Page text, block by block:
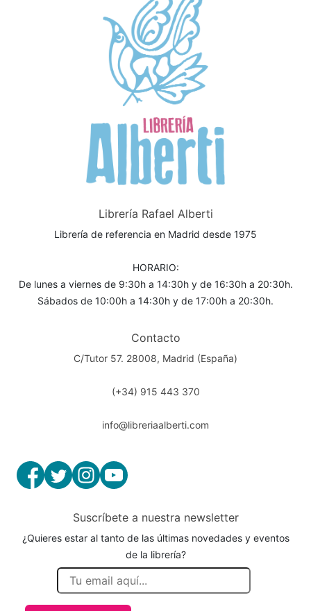
Librería Rafael Alberti
Librería de referencia en Madrid desde 1975
HORARIO:
De lunes a viernes de 9:30h a 14:30h y de 16:30h a 20:30h.
Sábados de 10:00h a 14:30h y de 17:00h a 20:30h.
Contacto
C/Tutor 57. 28008, Madrid (España)
(+34) 915 443 370
info@libreriaalberti.com
Suscríbete a nuestra newsletter
¿Quieres estar al tanto de las últimas novedades y eventos
de la librería?